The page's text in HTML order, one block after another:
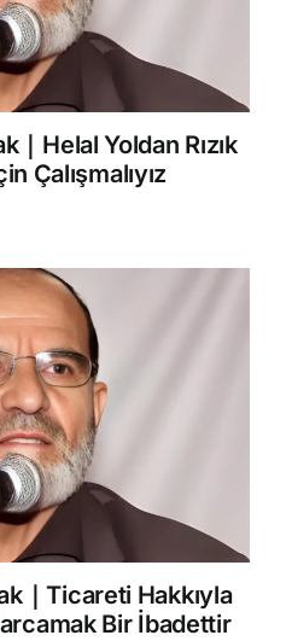
Helal Yoldan Rızık
Çalışmalıyız
｜Ticareti Hakkıyla
Bir İbadettir